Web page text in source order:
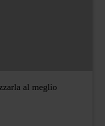
al meglio